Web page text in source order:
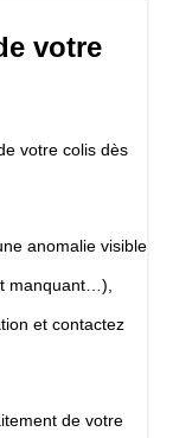
votre
votre colis dès
anomalie visible
manquant…),
et contactez
de votre